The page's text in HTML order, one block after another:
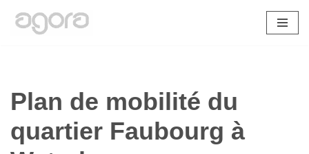
Plan de mobilité du
quartier Faubourg à